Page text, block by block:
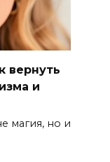
вернуть
и
магия, но и